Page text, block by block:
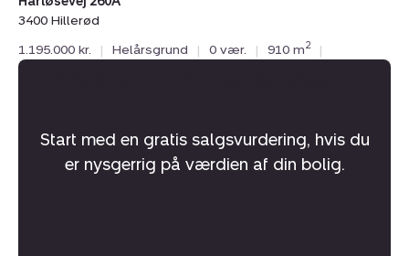
3400 Hillerød
1.195.000 kr.
| Helårsgrund | 0 vær. | 910 m2 |
Start med en gratis salgsvurdering, hvis du
er nysgerrig på værdien af din bolig.